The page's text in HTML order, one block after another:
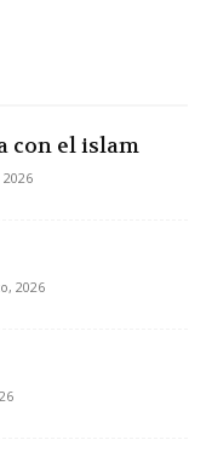
con el islam
2026